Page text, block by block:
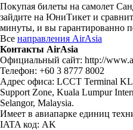
Покупая билеты на самолет
зайдите на ЮниТикет и
минуты, и вы гарантированно
Все направления AirAsia
Контакты AirAsia
Официальный сайт: http://
Телефон: +60 3 8777 8002
Адрес офиса: LCCT Terminal
Support Zone, Kuala Lumpur
Selangor, Malaysia.
Имеет в авиапарке единиц
IATA код: AK